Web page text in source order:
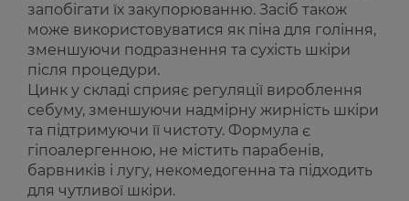
запобігати їх закупорюванню. Засіб також
може використовуватися як піна для гоління,
зменшуючи подразнення та сухість шкіри
після процедури.
Цинк у складі сприяє регуляції вироблення
себуму, зменшуючи надмірну жирність шкіри
та підтримуючи її чистоту. Формула є
гіпоалергенною, не містить парабенів,
барвників і лугу, некомедогенна та підходить
для чутливої шкіри.